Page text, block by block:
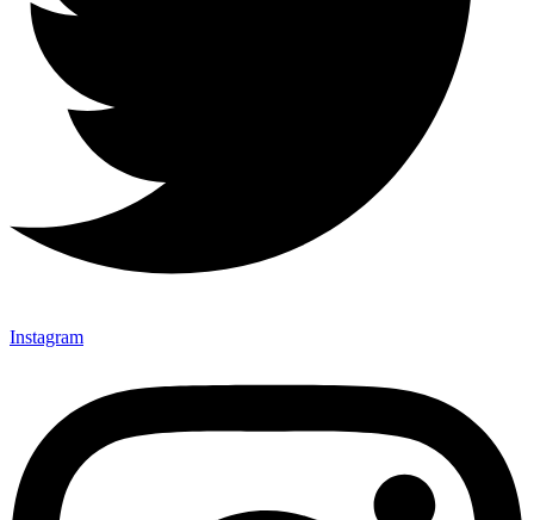
Instagram